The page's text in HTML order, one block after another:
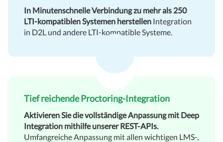
In Minutenschnelle Verbindung zu mehr als 250
LTI-kompatiblen Systemen herstellen Integration
in D2L und andere LTI-kompatible Systeme.
Tief reichende Proctoring-Integration
Aktivieren Sie die vollständige Anpassung mit Deep
Integration mithilfe unserer REST-APIs.
Umfangreiche Anpassung mit allen wichtigen LMS-,